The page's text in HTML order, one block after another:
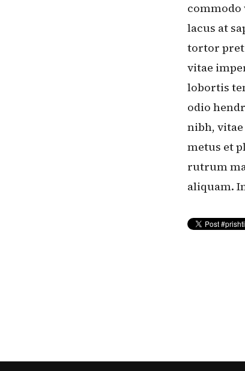
commodo
lacus at
tortor
vitae
lobortis
odio
nibh,
metus et
rutrum
aliquam.